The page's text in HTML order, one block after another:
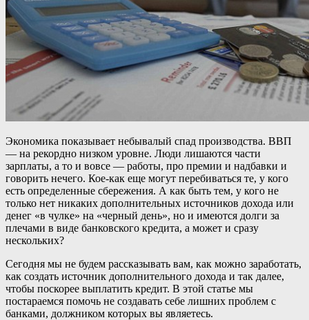
Экономика показывает небывалый спад производства. ВВП
— на рекордно низком уровне. Люди лишаются части
зарплаты, а то и вовсе — работы, про премии и надбавки и
говорить нечего. Кое-как еще могут перебиваться те, у кого
есть определенные сбережения. А как быть тем, у кого не
только нет никаких дополнительных источников дохода или
денег «в чулке» на «черный день», но и имеются долги за
плечами в виде банковского кредита, а может и сразу
нескольких?
Сегодня мы не будем рассказывать вам, как можно заработать,
как создать источник дополнительного дохода и так далее,
чтобы поскорее выплатить кредит. В этой статье мы
постараемся помочь не создавать себе лишних проблем с
банками, должником которых вы являетесь.